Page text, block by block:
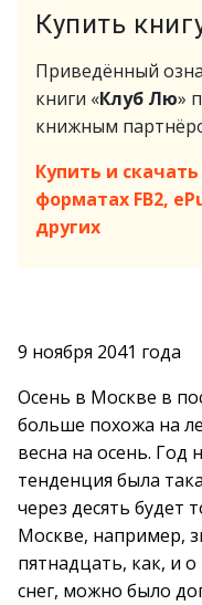
Купить
Приведённый
книги «Клуб Лю»
книжным
Купить и
форматах FB2,
других
9 ноября 2041 года
Осень в Москве в
больше похожа на
весна на осень. Год
тенденция была
через десять будет
Москве, например,
пятнадцать, как, и
снег, можно было